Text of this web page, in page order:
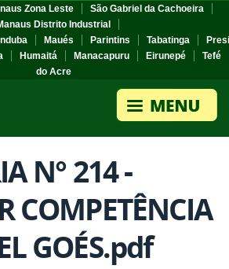
Zona Leste
São Gabriel da Cachoeira
Distrito Industrial
Maués Parintins Tabatinga
Humaitá Manacapuru Eirunepé
Tefé
do Acre
N° 214 -
COMPETÊNCIA
GOÉS.pdf